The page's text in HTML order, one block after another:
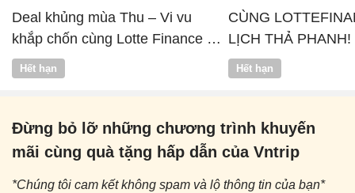
Deal khủng mùa Thu – Vi vu
khắp chốn cùng Lotte Finance x
Vntrip
Hết hạn
CÙNG
LỊCH THẢ PHANH!
Hết hạn
Đừng bỏ lỡ những chương trình khuyến
mãi cùng quà tặng hấp dẫn của Vntrip
*Chúng tôi cam kết không spam và lộ thông tin của bạn*